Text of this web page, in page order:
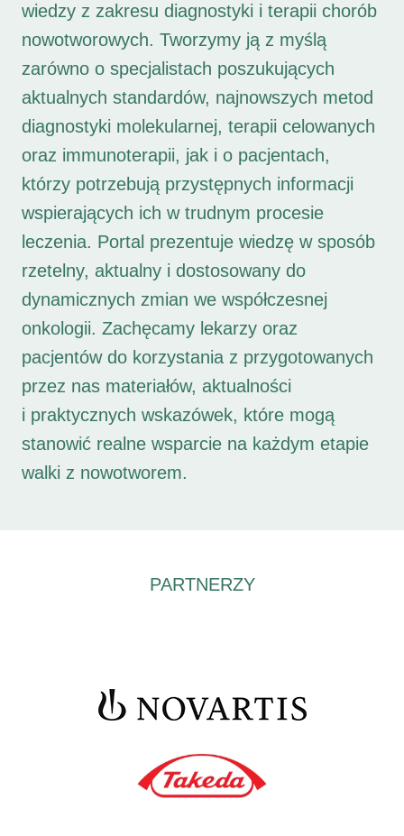
wiedzy z zakresu diagnostyki i terapii chorób
nowotworowych. Tworzymy ją z myślą
zarówno o specjalistach poszukujących
aktualnych standardów, najnowszych metod
diagnostyki molekularnej, terapii celowanych
oraz immunoterapii, jak i o pacjentach,
którzy potrzebują przystępnych informacji
wspierających ich w trudnym procesie
leczenia. Portal prezentuje wiedzę w sposób
rzetelny, aktualny i dostosowany do
dynamicznych zmian we współczesnej
onkologii. Zachęcamy lekarzy oraz
pacjentów do korzystania z przygotowanych
przez nas materiałów, aktualności
i praktycznych wskazówek, które mogą
stanowić realne wsparcie na każdym etapie
walki z nowotworem.
PARTNERZY